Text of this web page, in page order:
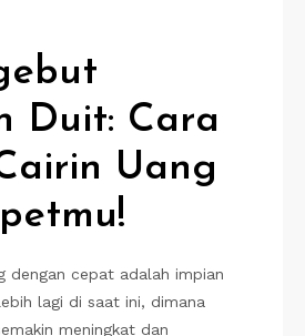
Duit: Cara
Uang
dengan cepat adalah impian
lagi di saat ini, dimana
meningkat dan